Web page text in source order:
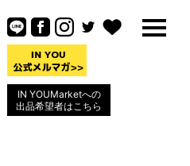
IN YOUMarketへの
出品希望者はこちら